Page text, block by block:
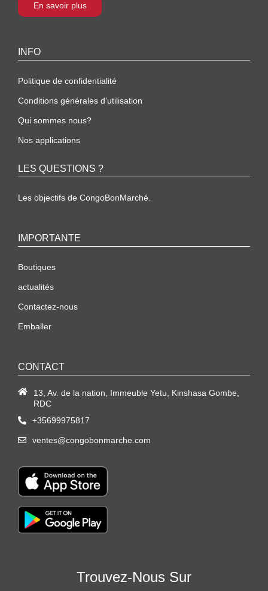
En savoir plus
INFO
Politique de confidentialité
Conditions générales d’utilisation
Qui sommes nous?
Nos applications
LES QUESTIONS ?
Les objectifs de CongoBonMarché.
IMPORTANTE
Boutiques
actualités
Contactez-nous
Emballer
CONTACT
13, Av. de la nation, Immeuble Yetu, Kinshasa Gombe,
RDC
+35699975817
ventes@congobonmarche.com
Trouvez-Nous Sur